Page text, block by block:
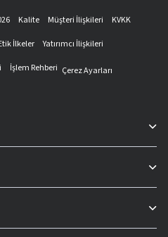
Kalite Müşteri İlişkileri
KVKK
İlkeler
Yatırımcı İlişkileri
İşlem Rehberi Çerez Ayarları